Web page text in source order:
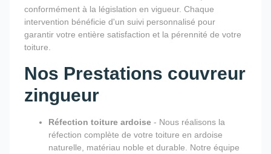
conformément à la législation en vigueur. Chaque
intervention bénéficie d'un suivi personnalisé pour
garantir votre entière satisfaction et la pérennité de votre
toiture.
Nos Prestations couvreur
zingueur
Réfection toiture ardoise - Nous réalisons la
réfection complète de votre toiture en ardoise
naturelle, matériau noble et durable. Notre équipe